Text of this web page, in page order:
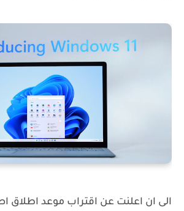
الى ان اعلنت عن اقتراب موعد اطلاق